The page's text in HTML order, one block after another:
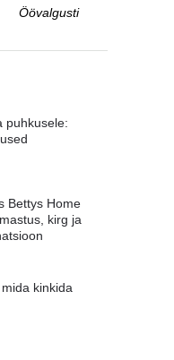
Öövalgusti
puhkusele:
Bettys Home
kirg ja
kinkida